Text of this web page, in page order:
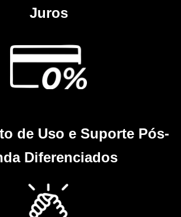
Juros
de Uso e Suporte Pós-
Diferenciados